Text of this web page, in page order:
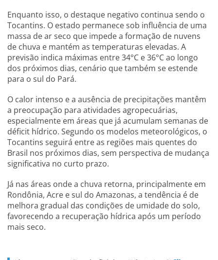
Enquanto isso, o destaque negativo continua sendo o
Tocantins. O estado permanece sob influência de uma
massa de ar seco que impede a formação de nuvens
de chuva e mantém as temperaturas elevadas. A
previsão indica máximas entre 34°C e 36°C ao longo
dos próximos dias, cenário que também se estende
para o sul do Pará.
O calor intenso e a ausência de precipitações mantêm
a preocupação para atividades agropecuárias,
especialmente em áreas que já acumulam semanas de
déficit hídrico. Segundo os modelos meteorológicos, o
Tocantins seguirá entre as regiões mais quentes do
Brasil nos próximos dias, sem perspectiva de mudança
significativa no curto prazo.
Já nas áreas onde a chuva retorna, principalmente em
Rondônia, Acre e sul do Amazonas, a tendência é de
melhora gradual das condições de umidade do solo,
favorecendo a recuperação hídrica após um período
mais seco.